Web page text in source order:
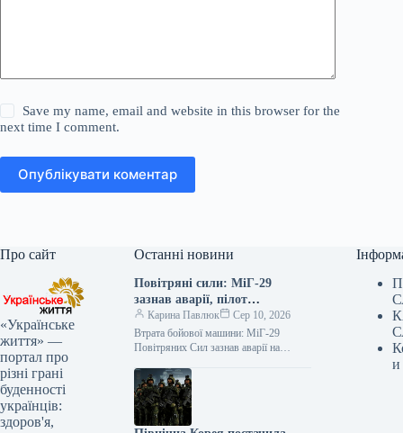
Save my name, email and website in this browser for the
next time I comment.
Опублікувати коментар
Про сайт
«Українське
життя» —
портал про
різні грані
буденності
українців:
здоров'я,
Останні новини
Повітряні сили: МіГ-29
зазнав аварії, пілот
врятований — останні деталі
Карина Павлюк
Сер 10, 2026
Втрата бойової машини: МіГ-29
Повітряних Сил зазнав аварії на
и